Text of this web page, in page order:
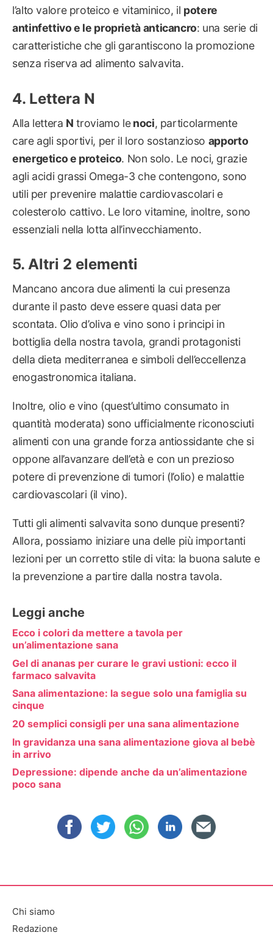
l’alto valore proteico e vitaminico, il potere
antinfettivo e le proprietà anticancro: una serie di
caratteristiche che gli garantiscono la promozione
senza riserva ad alimento salvavita.
Lettera N
Alla lettera N troviamo lenoci, particolarmente
care agli sportivi, per il loro sostanzioso apporto
energetico e proteico. Non solo. Le noci, grazie
agli acidi grassi Omega-3 che contengono, sono
utili per prevenire malattie cardiovascolari e
colesterolo cattivo. Le loro vitamine, inoltre, sono
essenziali nella lotta all’invecchiamento.
Altri 2 elementi
Mancano ancora due alimenti la cui presenza
durante il pasto deve essere quasi data per
scontata. Olio d’oliva e vino sono i principi in
bottiglia della nostra tavola, grandi protagonisti
della dieta mediterranea e simboli dell’eccellenza
enogastronomica italiana.
Inoltre, olio e vino (quest’ultimo consumato in
quantità moderata) sono ufficialmente riconosciuti
alimenti con una grande forza antiossidante che si
oppone all’avanzare dell’età e con un prezioso
potere di prevenzione di tumori (l’olio) e malattie
cardiovascolari (il vino).
Tutti gli alimenti salvavita sono dunque presenti?
Allora, possiamo iniziare una delle più importanti
lezioni per un corretto stile di vita: la buona salute e
la prevenzione a partire dalla nostra tavola.
Leggi anche
Ecco i colori da mettere a tavola per
un’alimentazione sana
Gel di ananas per curare le gravi ustioni: ecco il
farmaco salvavita
Sana alimentazione: la segue solo una famiglia su
cinque
20 semplici consigli per una sana alimentazione
In gravidanza una sana alimentazione giova al bebè
in arrivo
Depressione: dipende anche da un’alimentazione
poco sana
Chi siamo
Redazione